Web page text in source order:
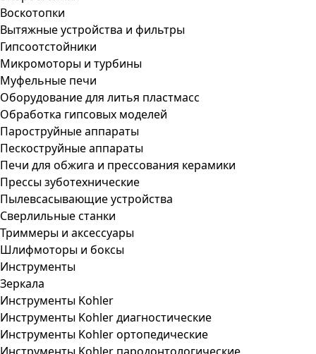
Воскотопки
Вытяжные устройства и фильтры
Гипсоотстойники
Микромоторы и турбины
Муфельные печи
Оборудование для литья пластмасс
Обработка гипсовых моделей
Пароструйные аппараты
Пескоструйные аппараты
Печи для обжига и прессования керамики
Прессы зуботехнические
Пылевсасывающие устройства
Сверлильные станки
Триммеры и аксессуары
Шлифмоторы и боксы
Инструменты
Зеркала
Инструменты Kohler
Инструменты Kohler диагностические
Инструменты Kohler ортопедические